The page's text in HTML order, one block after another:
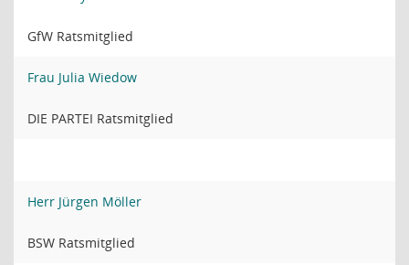
GfW Ratsmitglied
Frau Julia Wiedow
DIE PARTEI Ratsmitglied
Herr Jürgen Möller
BSW Ratsmitglied